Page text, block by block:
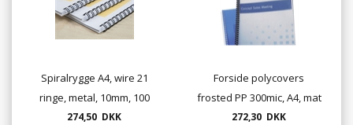
Spiralrygge A4, wire 21
ringe, metal, 10mm, 100
stk./ks.
274,50 DKK
Forside polycovers
frosted PP 300mic, A4, mat
omslag, transparent
272,30 DKK